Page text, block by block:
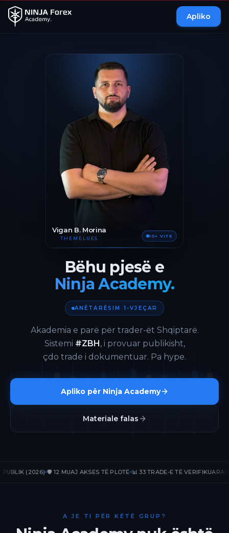
Apliko
Vigan B. Morina
THEMELUES 10+ VITE
Bëhu pjesë e
Ninja Academy.
ANËTARËSIM 1-VJEÇAR
Akademia e parë për trader-ët Shqiptarë.
Sistemi #ZBH, i provuar publikisht,
çdo trade i dokumentuar. Pa hype.
Apliko për Ninja Academy
Materiale falas
(2026) 🛡️ 12 MUAJ AKSES TË PLOTË 📊 33 TRADE-E TË VERIFIKUARA 📈
A JE TI PËR KËTË GRUP?